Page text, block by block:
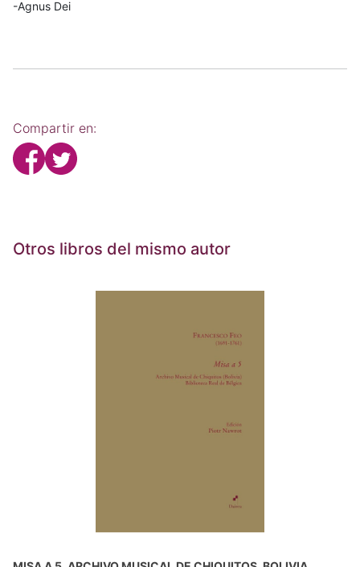
-Agnus Dei
Compartir en:
Otros libros del mismo autor